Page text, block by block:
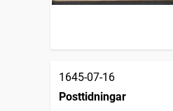
1645-07-16
Posttidningar